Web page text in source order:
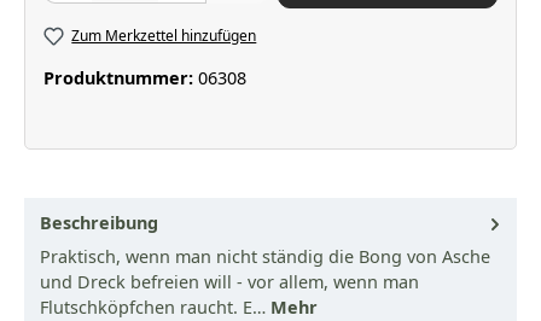
Zum Merkzettel hinzufügen
Produktnummer: 06308
Beschreibung
Praktisch, wenn man nicht ständig die Bong von Asche
und Dreck befreien will - vor allem, wenn man
Flutschköpfchen raucht. E… Mehr